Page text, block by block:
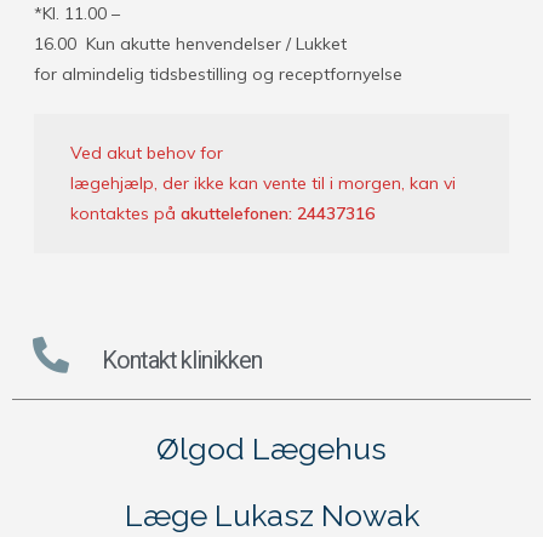
*Kl. 11.00 –
16.00 Kun akutte henvendelser / Lukket
for almindelig tidsbestilling og receptfornyelse
Ved akut behov for
lægehjælp, der ikke kan vente til i morgen, kan vi
kontaktes på akuttelefonen: 24437316
Kontakt klinikken
Ølgod Lægehus
Læge Lukasz Nowak